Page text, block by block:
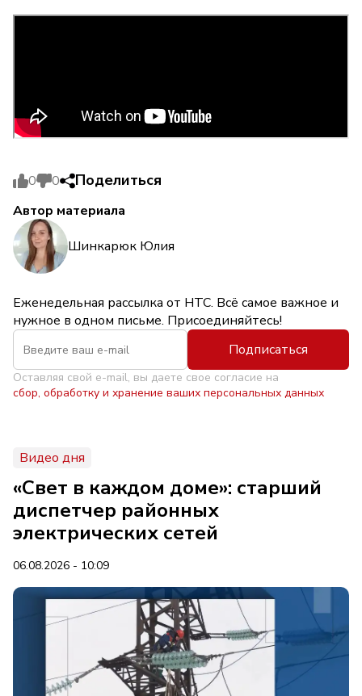
0 0 Поделиться
Автор материала
Шинкарюк Юлия
Еженедельная рассылка от НТС. Всё самое важное и
нужное в одном письме. Присоединяйтесь!
Подписаться
Оставляя свой e-mail, вы даете свое согласие на
сбор, обработку и хранение ваших персональных данных
Видео дня
«Свет в каждом доме»: старший
диспетчер районных
электрических сетей
06.08.2026 - 10:09